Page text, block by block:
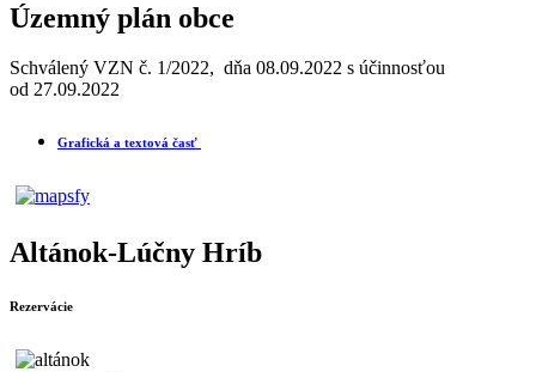
Územný plán obce
Schválený VZN č. 1/2022, dňa 08.09.2022 s účinnosťou
od 27.09.2022
Grafická a textová časť
Altánok-Lúčny Hríb
Rezervácie